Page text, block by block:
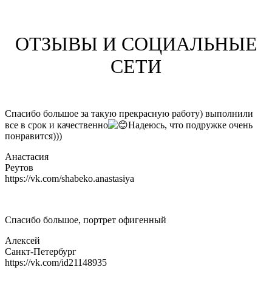
ОТЗЫВЫ И СОЦИАЛЬНЫЕ
СЕТИ
Спасибо большое за такую прекрасную работу) выполнили
все в срок и качественно
Надеюсь, что подружке очень
понравится)))
Анастасия
Реутов
https://vk.com/shabeko.anastasiya
Спасибо большое, портрет офигенный
Алексей
Санкт-Петербург
https://vk.com/id21148935